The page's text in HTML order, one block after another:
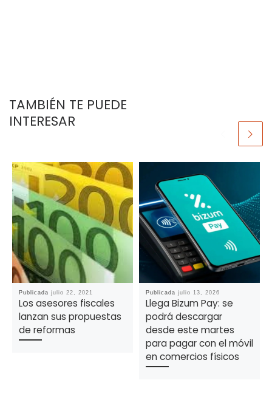
TAMBIÉN TE PUEDE
INTERESAR
Publicada julio 22, 2021
Los asesores fiscales
lanzan sus propuestas
de reformas
Publicada julio 13, 2026
Llega Bizum Pay: se
podrá descargar
desde este martes
para pagar con el móvil
en comercios físicos